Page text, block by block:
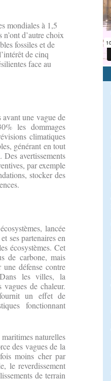
mondiales à 1,5
d’autre choix
fossiles et de
de cinq
face au
avant une vague de
les dommages
climatiques
générant en tout
avertissements
par exemple
stocker des
lancée
ses partenaires en
écosystèmes. Cet
de carbone, mais
une défense contre
les villes, la
de chaleur.
un effet de
fonctionnant
maritimes naturelles
des vagues de la
moins cher par
le reverdissement
de terrain